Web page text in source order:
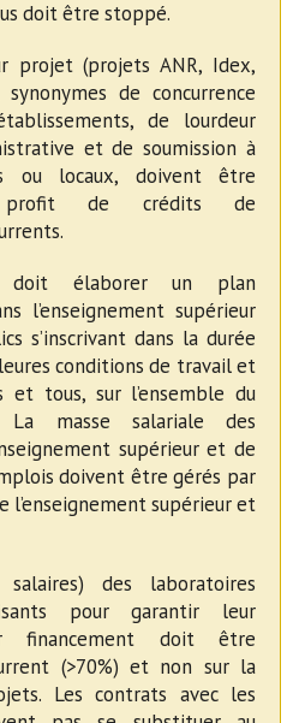
doit être stoppé.
projet (projets ANR, Idex,
de concurrence
de lourdeur
et de soumission à
ou locaux, doivent être
profit de crédits de
doit élaborer un plan
l’enseignement supérieur
s’inscrivant dans la durée
conditions de travail et
et tous, sur l’ensemble du
La masse salariale des
supérieur et de
doivent être gérés par
l’enseignement supérieur et
des laboratoires
pour garantir leur
financement doit être
(>70%) et non sur la
Les contrats avec les